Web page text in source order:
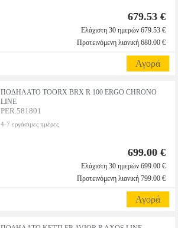
679.53 €
Ελάχιστη 30 ημερών 679.53 €
Προτεινόμενη λιανική 680.00 €
Αγορά
ΠΟΔΗΛΑΤΟ TOORX BRX R 100 ERGO CHRONO
LINE
PER.581801
4-7 εργάσιμες ημέρες
699.00 €
Ελάχιστη 30 ημερών 699.00 €
Προτεινόμενη λιανική 799.00 €
Αγορά